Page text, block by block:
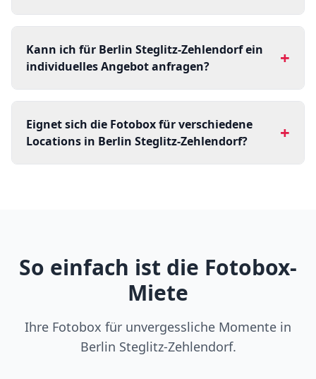
Kann ich für Berlin Steglitz-Zehlendorf ein
individuelles Angebot anfragen?
+
Eignet sich die Fotobox für verschiedene
Locations in Berlin Steglitz-Zehlendorf?
+
So einfach ist die Fotobox-
Miete
Ihre Fotobox für unvergessliche Momente in
Berlin Steglitz-Zehlendorf.